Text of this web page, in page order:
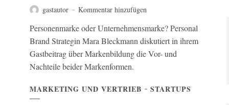
gastautor Kommentar hinzufügen
Personenmarke oder Unternehmensmarke? Personal
Brand Strategin Mara Bleckmann diskutiert in ihrem
Gastbeitrag über Markenbildung die Vor- und
Nachteile beider Markenformen.
MARKETING UND VERTRIEB STARTUPS